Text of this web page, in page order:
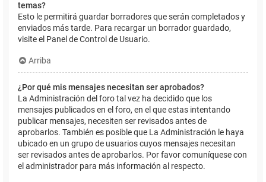
temas?
Esto le permitirá guardar borradores que serán completados y
enviados más tarde. Para recargar un borrador guardado,
visite el Panel de Control de Usuario.
Arriba
¿Por qué mis mensajes necesitan ser aprobados?
La Administración del foro tal vez ha decidido que los
mensajes publicados en el foro, en el que estas intentando
publicar mensajes, necesiten ser revisados antes de
aprobarlos. También es posible que La Administración le haya
ubicado en un grupo de usuarios cuyos mensajes necesitan
ser revisados antes de aprobarlos. Por favor comuníquese con
el administrador para más información al respecto.